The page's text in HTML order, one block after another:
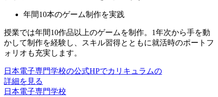
年間10本のゲーム制作を実践
授業では年間10作品以上のゲームを制作。 1年次から手を動
かして制作を経験 し、スキル習得とともに就活時のポートフ
ォリオも充実します。
日本電子専門学校の公式HPでカリキュラムの
詳細を見る
日本電子専門学校